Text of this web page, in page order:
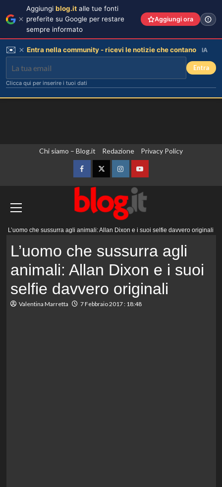
Chi siamo – Blog.it Redazione Privacy Policy
FacebookTwitterInstagramYouTube
L’uomo che sussurra agli animali: Allan Dixon e i suoi selfie davvero originali
L’uomo che sussurra agli
animali: Allan Dixon e i suoi
selfie davvero originali
Valentina Marretta 7 Febbraio 2017 : 18:48
Aggiungi blog.it alle tue fonti
preferite su Google per restare
sempre informato
Aggiungi ora
✉️ Entra nella community - ricevi le notizie che contano IA
Entra
Clicca qui per inserire i tuoi dati